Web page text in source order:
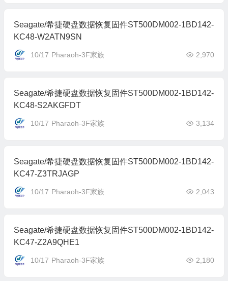
Seagate/希捷硬盘数据恢复固件ST500DM002-1BD142-
KC48-W2ATN9SN
10/17 Pharaoh-3F家族 2,970
Seagate/希捷硬盘数据恢复固件ST500DM002-1BD142-
KC48-S2AKGFDT
10/17 Pharaoh-3F家族 3,134
Seagate/希捷硬盘数据恢复固件ST500DM002-1BD142-
KC47-Z3TRJAGP
10/17 Pharaoh-3F家族 2,043
Seagate/希捷硬盘数据恢复固件ST500DM002-1BD142-
KC47-Z2A9QHE1
10/17 Pharaoh-3F家族 2,180